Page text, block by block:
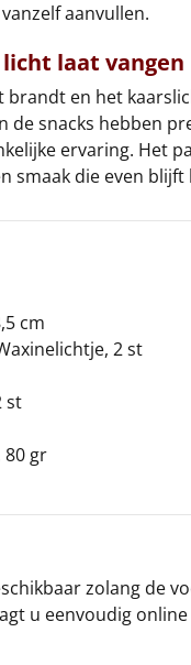
aanvullen.
laat vangen
brandt en het
de snacks hebben
ervaring. Het
smaak die even
cm
2 st
st
80 gr
zolang de
u eenvoudig